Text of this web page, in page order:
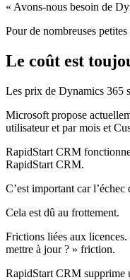
« Avons-nous besoin de
Pour de nombreuses
Le coût est
Les prix de Dynamics 365
Microsoft propose
utilisateur et par mois et
RapidStart CRM
RapidStart CRM.
C’est important car
Cela est dû au frottement.
Frictions liées aux
mettre à jour ? » friction.
RapidStart CRM supprime